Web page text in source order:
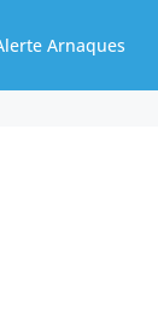
Arnaques